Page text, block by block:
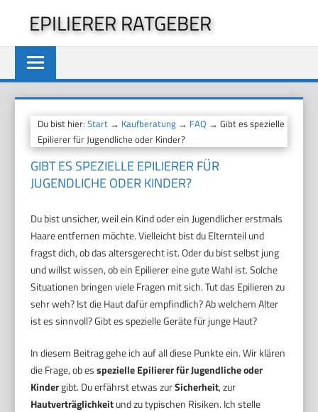
springen
EPILIERER RATGEBER
Du bist hier:Start → Kaufberatung → FAQ → Gibt es spezielle
Epilierer für Jugendliche oder Kinder?
GIBT ES SPEZIELLE EPILIERER FÜR
JUGENDLICHE ODER KINDER?
Du bist unsicher, weil ein Kind oder ein Jugendlicher erstmals
Haare entfernen möchte. Vielleicht bist du Elternteil und
fragst dich, ob das altersgerecht ist. Oder du bist selbst jung
und willst wissen, ob ein Epilierer eine gute Wahl ist. Solche
Situationen bringen viele Fragen mit sich. Tut das Epilieren zu
sehr weh? Ist die Haut dafür empfindlich? Ab welchem Alter
ist es sinnvoll? Gibt es spezielle Geräte für junge Haut?
In diesem Beitrag gehe ich auf all diese Punkte ein. Wir klären
die Frage, ob esspezielle Epilierer für Jugendliche oder
Kindergibt. Du erfährst etwas zurSicherheit, zur
Hautverträglichkeitund zu typischen Risiken. Ich stelle